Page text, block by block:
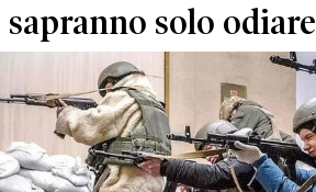
sapranno solo odiare